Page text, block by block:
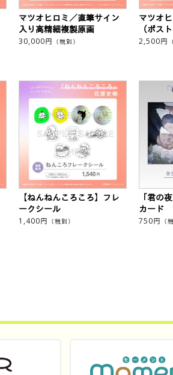
マツオヒロミ／直筆サイン
入り高精細複製原画
30,000円 （税別）
マツオ
（ポス
2,500円
【ねんねんころころ】フレ
ークシール
1,400円 （税別）
「君の
カード
750円 （